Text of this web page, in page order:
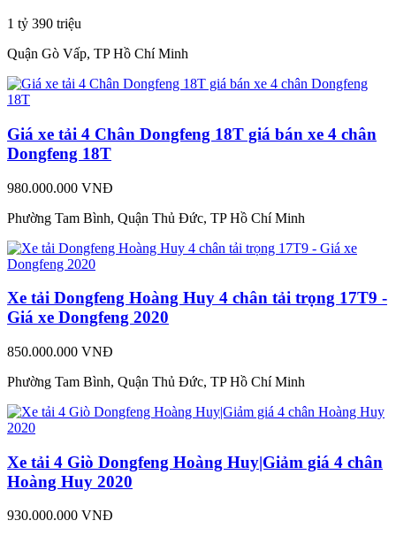
1 tỷ 390 triệu
Quận Gò Vấp, TP Hồ Chí Minh
Giá xe tải 4 Chân Dongfeng 18T giá bán xe 4 chân
Dongfeng 18T
980.000.000 VNĐ
Phường Tam Bình, Quận Thủ Đức, TP Hồ Chí Minh
Xe tải Dongfeng Hoàng Huy 4 chân tải trọng 17T9 -
Giá xe Dongfeng 2020
850.000.000 VNĐ
Phường Tam Bình, Quận Thủ Đức, TP Hồ Chí Minh
Xe tải 4 Giò Dongfeng Hoàng Huy|Giảm giá 4 chân
Hoàng Huy 2020
930.000.000 VNĐ